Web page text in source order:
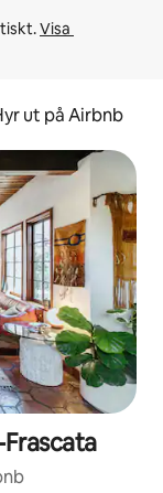
Visa
ut på Airbnb